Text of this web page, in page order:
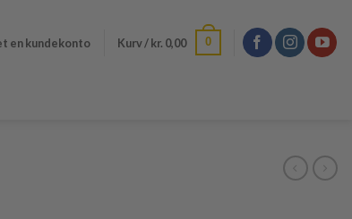
en kundekonto Kurv /kr. 0,00 0